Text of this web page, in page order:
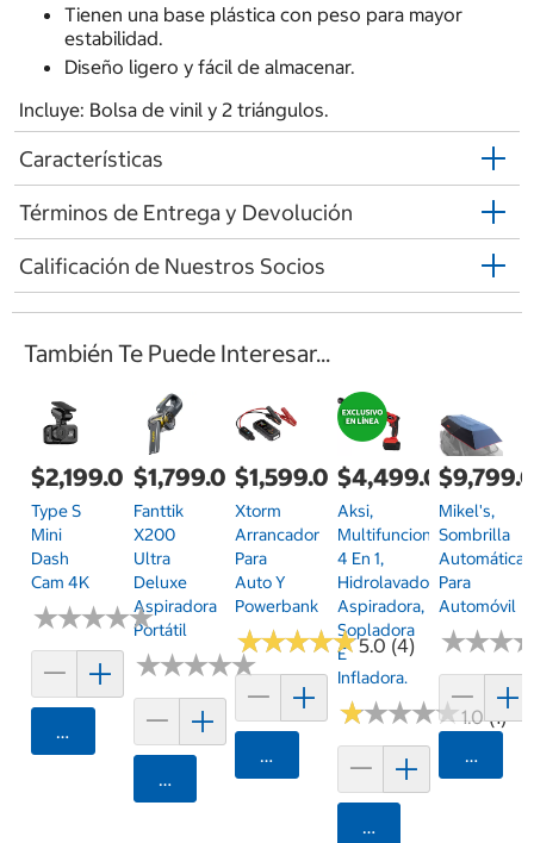
Tienen una base plástica con peso para mayor
estabilidad.
Diseño ligero y fácil de almacenar.
Incluye: Bolsa de vinil y 2 triángulos.
Características
Términos de Entrega y Devolución
Calificación de Nuestros Socios
También Te Puede Interesar...
$2,199.00
Type S
Mini
Dash
Cam 4K
★★★★★
★★★★★
Agregar
$1,799.00
Fanttik
X200
Ultra
Deluxe
Aspiradora
Portátil
★★★★★
★★★★★
Agregar
$1,599.00
Xtorm
Arrancador
Para
Auto Y
Powerbank
★★★★★
★★★★★5.0 (4)
Agregar
$4,499.00
Aksi,
Multifuncional
4 En 1,
Hidrolavadora,
Aspiradora,
Sopladora
E
Infladora.
★★★★★
★★★★★1.0 (1)
Agregar
Mikel's,
Sombrilla
Automática
Para
Automóvil
★★★
★★★